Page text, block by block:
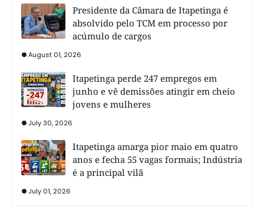
Presidente da Câmara de Itapetinga é
absolvido pelo TCM em processo por
acúmulo de cargos
August 01, 2026
Itapetinga perde 247 empregos em
junho e vê demissões atingir em cheio
jovens e mulheres
July 30, 2026
Itapetinga amarga pior maio em quatro
anos e fecha 55 vagas formais; Indústria
é a principal vilã
July 01, 2026